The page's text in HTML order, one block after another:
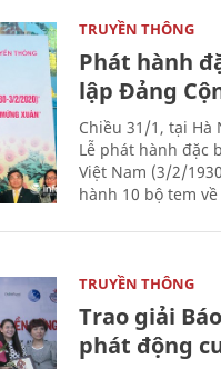
TRUYỀN THÔNG
Phát hành
lập Đảng
Chiều 31/1, tại Hà
Lễ phát hành đặc
Việt Nam (3/2/
hành 10 bộ tem
TRUYỀN THÔNG
Trao giải
phát động